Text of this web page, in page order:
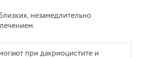
незамедлительно
при дакриоцистите и